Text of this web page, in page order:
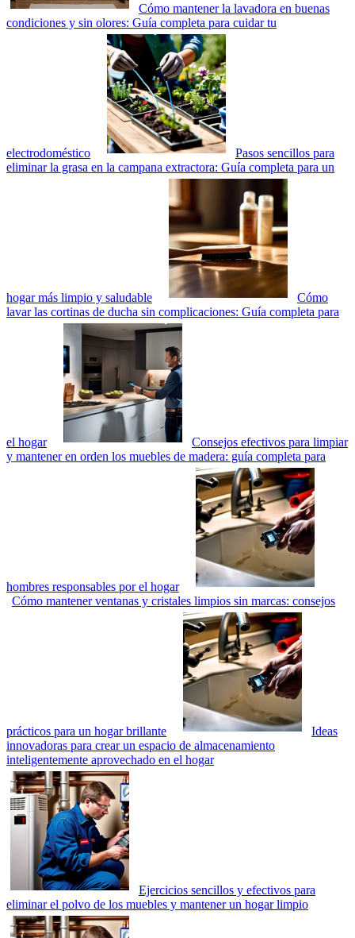
Cómo mantener la lavadora en buenas
condiciones y sin olores: Guía completa para cuidar tu
electrodoméstico
Pasos sencillos para
eliminar la grasa en la campana extractora: Guía completa para un
hogar más limpio y saludable
Cómo
lavar las cortinas de ducha sin complicaciones: Guía completa para
el hogar
Consejos efectivos para limpiar
y mantener en orden los muebles de madera: guía completa para
hombres responsables por el hogar
Cómo mantener ventanas y cristales limpios sin marcas: consejos
prácticos para un hogar brillante
Ideas
innovadoras para crear un espacio de almacenamiento
inteligentemente aprovechado en el hogar
Ejercicios sencillos y efectivos para
eliminar el polvo de los muebles y mantener un hogar limpio